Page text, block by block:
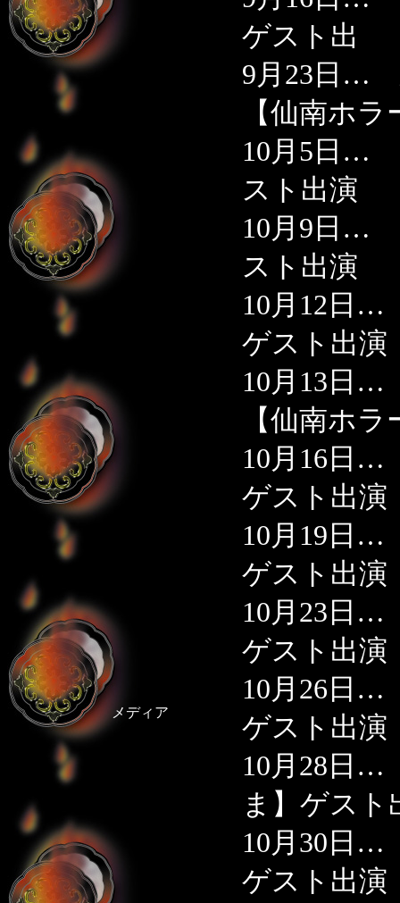
メディア
ゲスト出
9月23日…
【仙南ホ
10月5日…
スト出演
10月9日…
スト出演
10月12日…
ゲスト出演
10月13日…
【仙南ホ
10月16日…
ゲスト出演
10月19日…
ゲスト出演
10月23日…
ゲスト出演
10月26日…
ゲスト出演
10月28日…
ま】ゲスト
10月30日…
ゲスト出演